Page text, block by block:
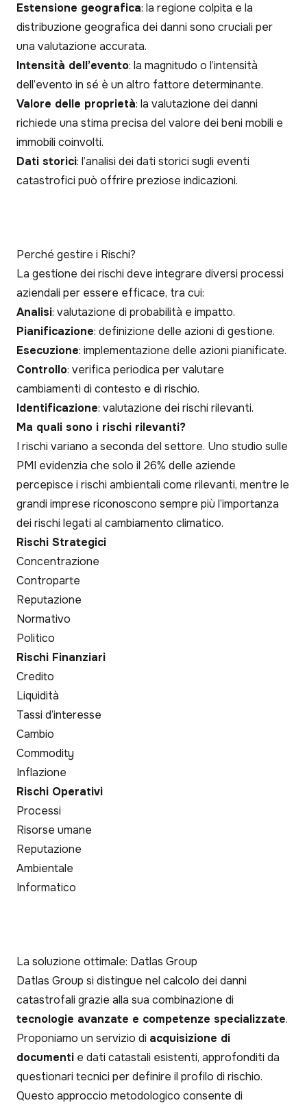
Estensione geografica: la regione colpita e la
distribuzione geografica dei danni sono cruciali per
una valutazione accurata.
Intensità dell’evento: la magnitudo o l’intensità
dell’evento in sé è un altro fattore determinante.
Valore delle proprietà: la valutazione dei danni
richiede una stima precisa del valore dei beni mobili e
immobili coinvolti.
Dati storici: l’analisi dei dati storici sugli eventi
catastrofici può offrire preziose indicazioni.
Perché gestire i Rischi?
La gestione dei rischi deve integrare diversi processi
aziendali per essere efficace, tra cui:
Analisi: valutazione di probabilità e impatto.
Pianificazione: definizione delle azioni di gestione.
Esecuzione: implementazione delle azioni pianificate.
Controllo: verifica periodica per valutare
cambiamenti di contesto e di rischio.
Identificazione: valutazione dei rischi rilevanti.
Ma quali sono i rischi rilevanti?
I rischi variano a seconda del settore. Uno studio sulle
PMI evidenzia che solo il 26% delle aziende
percepisce i rischi ambientali come rilevanti, mentre le
grandi imprese riconoscono sempre più l’importanza
dei rischi legati al cambiamento climatico.
Rischi Strategici
Concentrazione
Controparte
Reputazione
Normativo
Politico
Rischi Finanziari
Credito
Liquidità
Tassi d’interesse
Cambio
Commodity
Inflazione
Rischi Operativi
Processi
Risorse umane
Reputazione
Ambientale
Informatico
La soluzione ottimale: Datlas Group
Datlas Group si distingue nel calcolo dei danni
catastrofali grazie alla sua combinazione di
tecnologie avanzate e competenze specializzate.
Proponiamo un servizio di acquisizione di
documenti e dati catastali esistenti, approfonditi da
questionari tecnici per definire il profilo di rischio.
Questo approccio metodologico consente di